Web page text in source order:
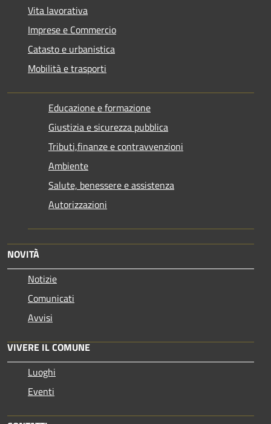
Vita lavorativa
Imprese e Commercio
Catasto e urbanistica
Mobilità e trasporti
Educazione e formazione
Giustizia e sicurezza pubblica
Tributi,finanze e contravvenzioni
Ambiente
Salute, benessere e assistenza
Autorizzazioni
NOVITÀ
Notizie
Comunicati
Avvisi
VIVERE IL COMUNE
Luoghi
Eventi